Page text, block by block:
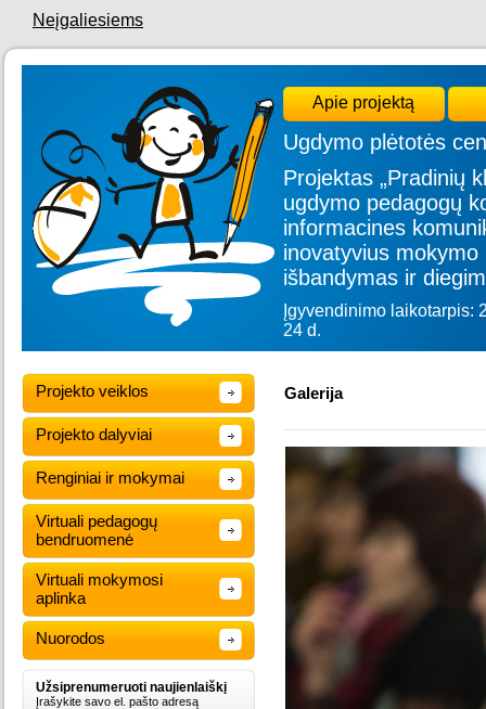
Neįgaliesiems
Apie projektą
Ugdymo plėtotės
Projektas „Pradinių
ugdymo pedagogų
informacines
inovatyvius
išbandymas ir
Įgyvendinimo laikotarpis:
24 d.
Projekto veiklos
Projekto dalyviai
Renginiai ir mokymai
Virtuali pedagogų
bendruomenė
Virtuali mokymosi
aplinka
Nuorodos
Užsiprenumeruoti naujienlaiškį
Įrašykite savo el. pašto adresą
Galerija